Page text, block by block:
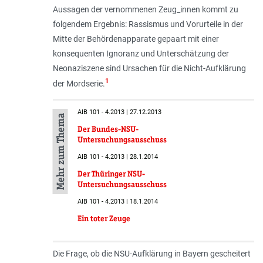
Aussagen der vernommenen Zeug_innen kommt zu
folgendem Ergebnis: Rassismus und Vorurteile in der
Mitte der Behördenapparate gepaart mit einer
konsequenten Ignoranz und Unterschätzung der
Neonaziszene sind Ursachen für die Nicht-Aufklärung
der Mordserie.1
Mehr zum Thema
AIB 101 - 4.2013 | 27.12.2013
Der Bundes-NSU-
Untersuchungsausschuss
AIB 101 - 4.2013 | 28.1.2014
Der Thüringer NSU-
Untersuchungsausschuss
AIB 101 - 4.2013 | 18.1.2014
Ein toter Zeuge
Die Frage, ob die NSU-Aufklärung in Bayern gescheitert